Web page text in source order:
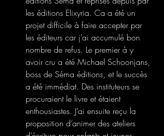
les éditions Elixyria. Ca a été un
projet difficile à faire accepter par
les éditeurs car j’ai accumulé bon
nombre de refus. Le premier à y
avoir cru a été Michael Schoonjans,
boss de Séma éditions, et le succès
a été immédiat. Des instituteurs se
procuraient le livre et étaient
enthousiastes. J’ai ensuite reçu la
proposition d’animer des ateliers